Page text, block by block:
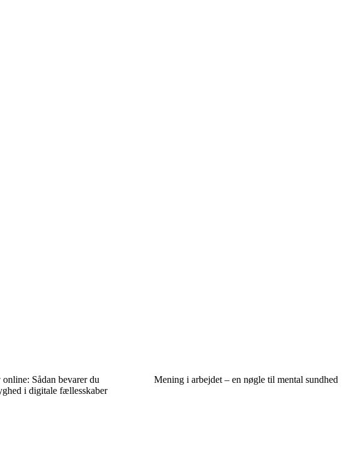
online: Sådan bevarer du
i digitale fællesskaber
Mening i arbejdet – en nøgle til mental sundhed